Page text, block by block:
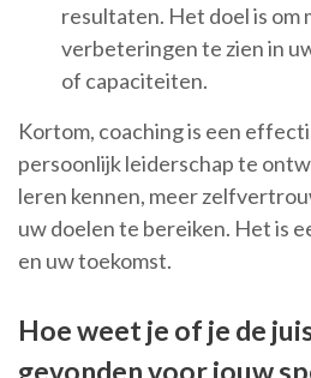
resultaten. Het doel is om
verbeteringen te zien in
of capaciteiten.
Kortom, coaching is een
persoonlijk leiderschap te
leren kennen, meer
uw doelen te bereiken. Het is
en uw toekomst.
Hoe weet je of je de
gevonden voor jouw